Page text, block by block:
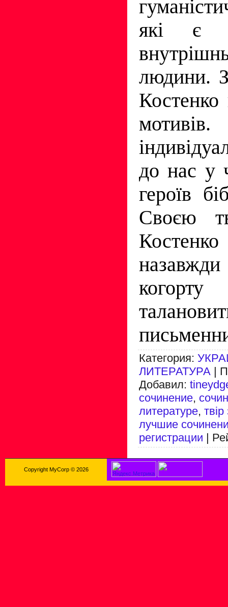
які є
людини.
Костенко
до нас у
героїв
Своєю
Категория:
ЛИТЕРАТУРА |
Добавил:
сочинение,
литературе,
лучшие
регистрации |
Copyright MyCorp © 2026